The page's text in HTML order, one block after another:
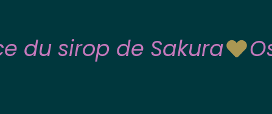
du sirop de Sakura